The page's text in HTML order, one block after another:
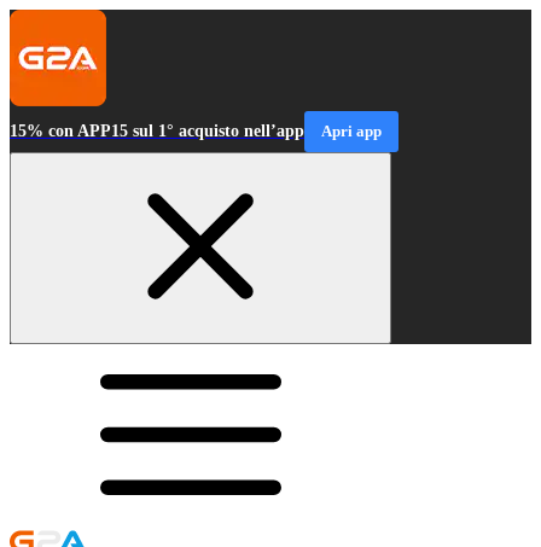
15% con APP15 sul 1° acquisto nell’app Apri app